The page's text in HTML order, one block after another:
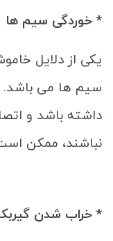
* خوردگی سیم ها
یکی از دلایل
سیم ها می
داشته باشد و
نباشند، ممکن
* خراب شدن